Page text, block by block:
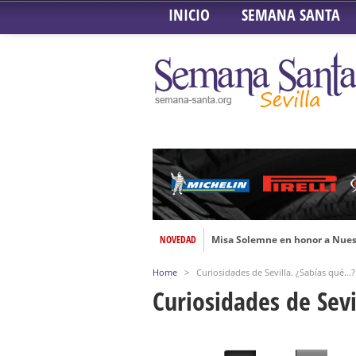
INICIO SEMANA SANTA
NOVEDAD
Misa Solemne en honor a
Función de la Anunciación
Besamanos al Señor del Gran
Home > Curiosidades de Sevilla. ¿Sabías qué…?
Curiosidades de